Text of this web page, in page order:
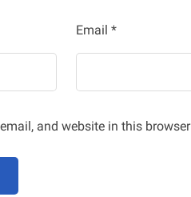
Email *
and website in this